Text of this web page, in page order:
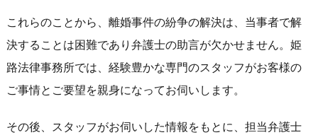
これらのことから、離婚事件の紛争の解決は、当事者で解
決することは困難であり弁護士の助言が欠かせません。姫
路法律事務所では、経験豊かな専門のスタッフがお客様の
ご事情とご要望を親身になってお伺いします。
その後、スタッフがお伺いした情報をもとに、担当弁護士